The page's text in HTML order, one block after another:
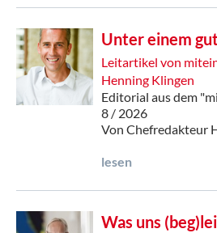
Unter einem
Leitartikel von
Henning Klingen
Editorial aus dem
8 / 2026
Von Chefredakteur
lesen
Was uns